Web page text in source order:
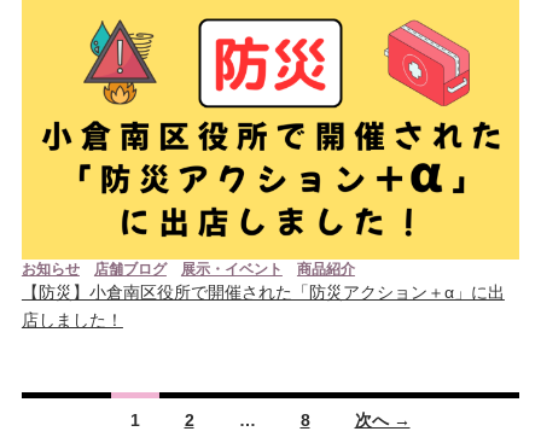
お知らせ 店舗ブログ 展示・イベント 商品紹介
【防災】小倉南区役所で開催された「防災アクション＋α」に出
店しました！
1 2 … 8 次へ →